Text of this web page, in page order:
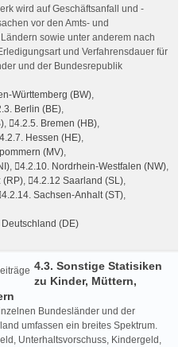
wird auf Geschäftsanfall und -
vor den Amts- und
sowie unter anderem nach
und Verfahrensdauer für
und der Bundesrepublik
Württemberg (BW),
Berlin (BE),
, 4.2.5. Bremen (HB),
4.2.7. Hessen (HE),
(MV),
, 4.2.10. Nordrhein-Westfalen (NW),
(RP), 4.2.12 Saarland (SL),
4.2.14. Sachsen-Anhalt (ST),
(DE)
4.3. Sonstige Statisiken
zu Kinder, Müttern,
Bundesländer und der
umfassen ein breites Spektrum.
Unterhaltsvorschuss, Kindergeld,